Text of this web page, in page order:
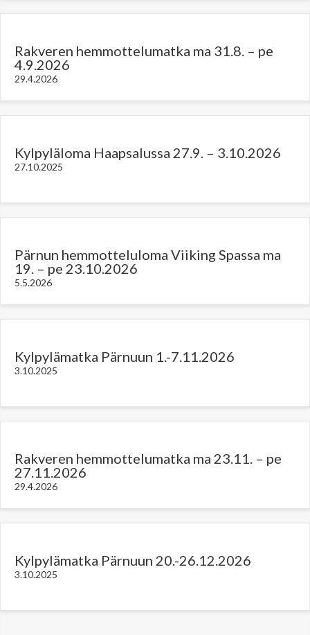
Rakveren hemmottelumatka ma 31.8. – pe
4.9.2026
29.4.2026
Kylpyläloma Haapsalussa 27.9. – 3.10.2026
27.10.2025
Pärnun hemmotteluloma Viiking Spassa ma
19. – pe 23.10.2026
5.5.2026
Kylpylämatka Pärnuun 1.-7.11.2026
3.10.2025
Rakveren hemmottelumatka ma 23.11. – pe
27.11.2026
29.4.2026
Kylpylämatka Pärnuun 20.-26.12.2026
3.10.2025